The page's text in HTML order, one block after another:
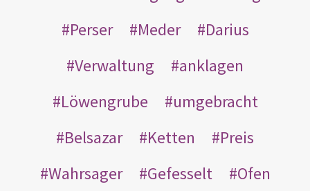
Perser
Meder
Darius
Verwaltung
anklagen
Löwengrube
umgebracht
Belsazar
Ketten
Preis
Wahrsager
Gefesselt
Ofen